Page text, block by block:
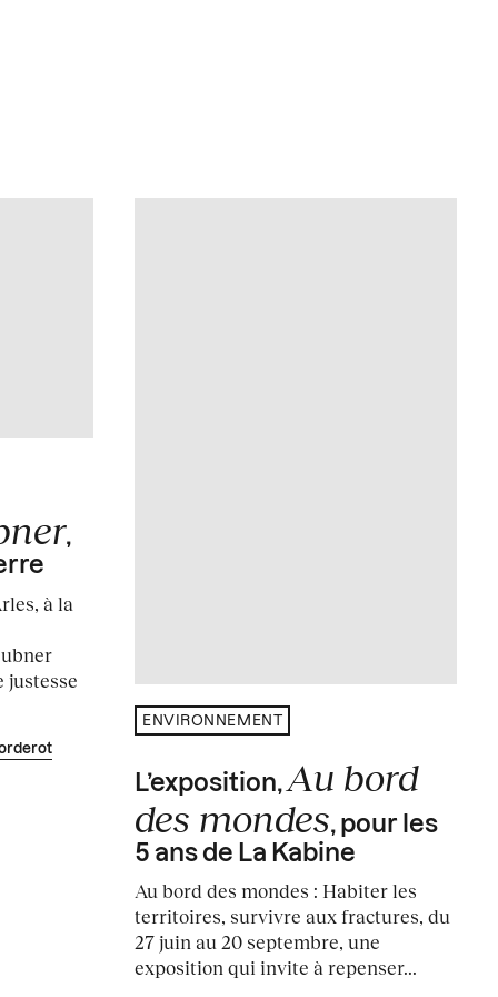
,
à la
justesse
ENVIRONNEMENT
L’exposition, Au bord
des mondes, pour les
5 ans de La Kabine
Au bord des mondes : Habiter les
territoires, survivre aux fractures, du
27 juin au 20 septembre, une
exposition qui invite à repenser...